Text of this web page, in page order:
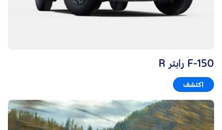
F-150 رابتر R
اكتشف